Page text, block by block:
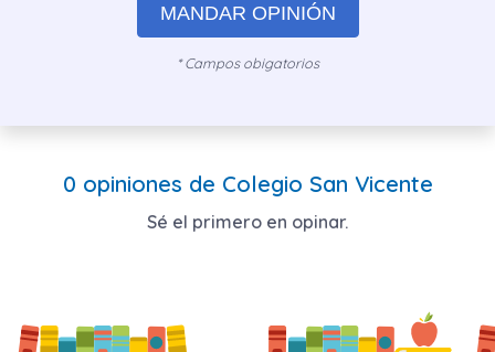
MANDAR OPINIÓN
* Campos obigatorios
0 opiniones de Colegio San Vicente
Sé el primero en opinar.